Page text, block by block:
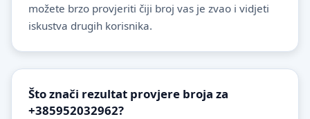
možete brzo provjeriti čiji broj vas je zvao i vidjeti
iskustva drugih korisnika.
Što znači rezultat provjere broja za
+385952032962?